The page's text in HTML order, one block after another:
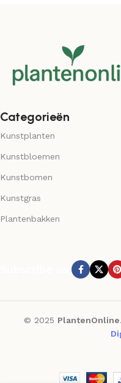
Categorieën
Kunstplanten
Kunstbloemen
Kunstbomen
Kunstgras
Plantenbakken
© 2025 PlantenOnline